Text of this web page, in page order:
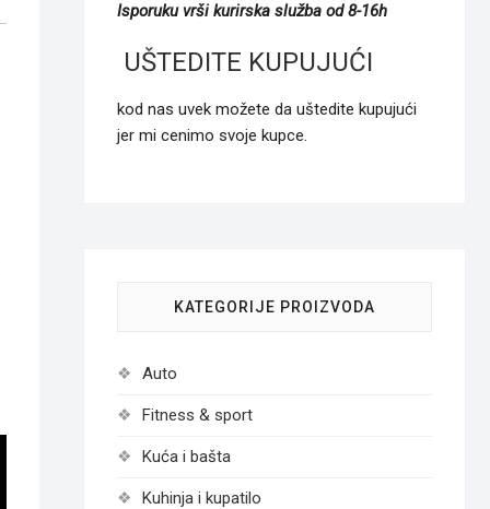
Isporuku vrši kurirska služba od 8-16h
UŠTEDITE KUPUJUĆI
kod nas uvek možete da uštedite kupujući
jer mi cenimo svoje kupce.
KATEGORIJE PROIZVODA
Auto
Fitness & sport
Kuća i bašta
Kuhinja i kupatilo